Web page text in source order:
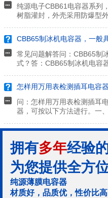
纯源电子CBB61电容器系列
树脂灌封，外壳采用防爆型
CBB65制冰机电容器，一般
常见问题解答问：CBB65制
式？答：CBB65制冰机电容
怎样用万用表检测插耳电容
问：怎样用万用表检测插耳
器，可按以下方法进行。一
拥有多年经验
为您提供全方
纯源薄膜电容器
材质好，品质优，性价比高